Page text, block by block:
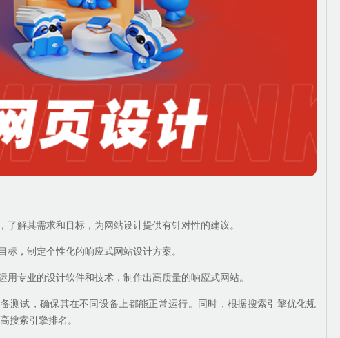
了解其需求和目标，为网站设计提供有针对性的建议。
标，制定个性化的响应式网站设计方案。
用专业的设计软件和技术，制作出高质量的响应式网站。
测试，确保其在不同设备上都能正常运行。同时，根据搜索引擎优化规
搜索引擎排名。